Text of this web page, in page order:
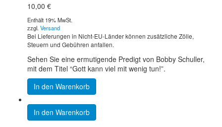
10,00 €
Enthält 19% MwSt.
zzgl. Versand
Bei Lieferungen in Nicht-EU-Länder können zusätzliche Zölle,
Steuern und Gebühren anfallen.
Sehen Sie eine ermutigende Predigt von Bobby Schuller,
mit dem Titel “Gott kann viel mit wenig tun!”.
In den Warenkorb
In den Warenkorb